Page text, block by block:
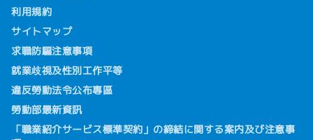
利用規約
サイトマップ
求職防騙注意事項
就業歧視及性別工作平等
違反勞動法令公布專區
勞動部最新資訊
「職業紹介サービス標準契約」の締結に関する案内及び注意事